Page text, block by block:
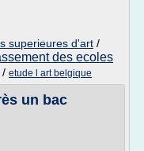
superieures d'art /
des ecoles
/ etude l art belgique
un bac